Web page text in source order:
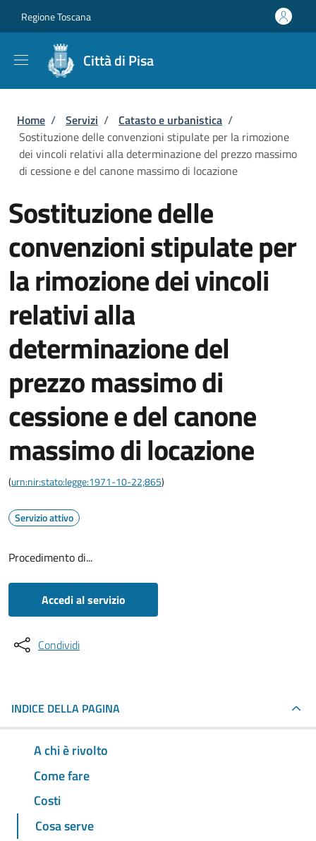
Regione Toscana
Città di Pisa
Briciole di pane
Home / Servizi / Catasto e urbanistica /
Sostituzione delle convenzioni stipulate per la rimozione
dei vincoli relativi alla determinazione del prezzo massimo
di cessione e del canone massimo di locazione
Sostituzione delle
convenzioni stipulate per
la rimozione dei vincoli
relativi alla
determinazione del
prezzo massimo di
cessione e del canone
massimo di locazione
(urn:nir:stato:legge:1971-10-22;865)
Servizio attivo
Procedimento di...
Accedi al servizio
Condividi
INDICE DELLA PAGINA
A chi è rivolto
Come fare
Costi
Cosa serve